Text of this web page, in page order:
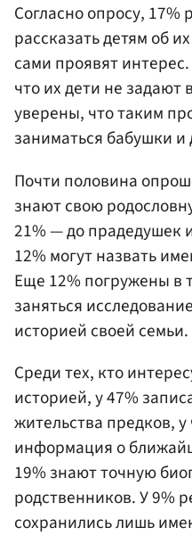
Согласно опросу,
рассказать детям об
сами проявят
что их дети не задают
уверены, что таким
заниматься бабушки
Почти половина
знают свою
21% — до прадедушек
12% могут назвать
Еще 12% погружены в
заняться
историей своей семьи.
Среди тех, кто
историей, у 47%
жительства предков,
информация о
19% знают точную
родственников. У 9%
сохранились лишь